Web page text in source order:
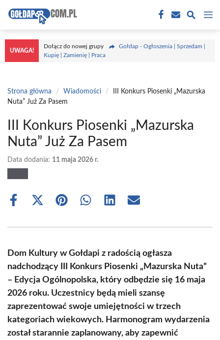
treści
UWAGA!
Dołącz do nowej grupy
Gołdap - Ogłoszenia | Sprzedam |
Kupię | Zamienię | Praca
Strona główna / Wiadomości /
III Konkurs Piosenki „Mazurska
Nuta” Już Za Pasem
III Konkurs Piosenki „Mazurska
Nuta” Już Za Pasem
Data dodania: 11 maja 2026 r.
Share
Share
(Twitter)
Share Share Share Share
Dom Kultury w Gołdapi z radością ogłasza
nadchodzący III Konkurs Piosenki „Mazurska Nuta”
– Edycja Ogólnopolska, który odbędzie się 16 maja
2026 roku. Uczestnicy będą mieli szansę
zaprezentować swoje umiejętności w trzech
kategoriach wiekowych. Harmonogram wydarzenia
został starannie zaplanowany, aby zapewnić